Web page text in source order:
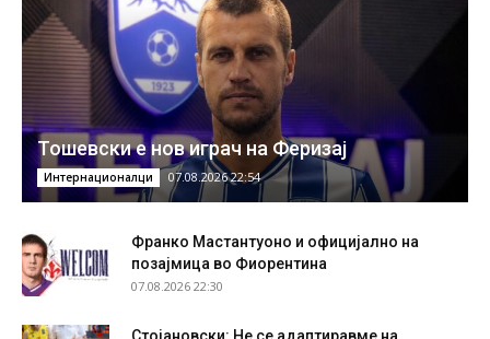
Тошевски е нов играч на Феризај
Интернационалци 07.08.2026 22:54
Франко Мастантуоно и официјално на
позајмица во Фиорентина
07.08.2026 22:30